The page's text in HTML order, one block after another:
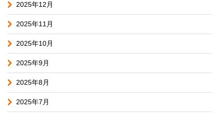
2025年12月
2025年11月
2025年10月
2025年9月
2025年8月
2025年7月